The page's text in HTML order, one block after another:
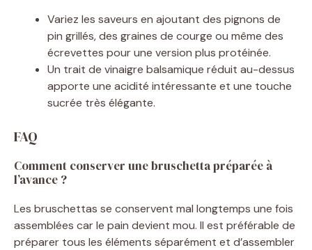
Variez les saveurs en ajoutant des pignons de
pin grillés, des graines de courge ou même des
écrevettes pour une version plus protéinée.
Un trait de vinaigre balsamique réduit au-dessus
apporte une acidité intéressante et une touche
sucrée très élégante.
FAQ
Comment conserver une bruschetta préparée à
l’avance ?
Les bruschettas se conservent mal longtemps une fois
assemblées car le pain devient mou. Il est préférable de
préparer tous les éléments séparément et d’assembler